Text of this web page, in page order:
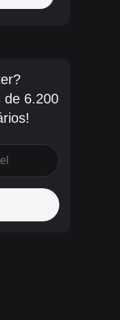
de 6.200